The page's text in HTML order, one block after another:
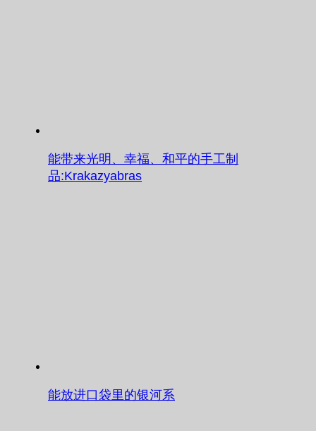
能带来光明、幸福、和平的手工制
品:Krakazyabras
能放进口袋里的银河系